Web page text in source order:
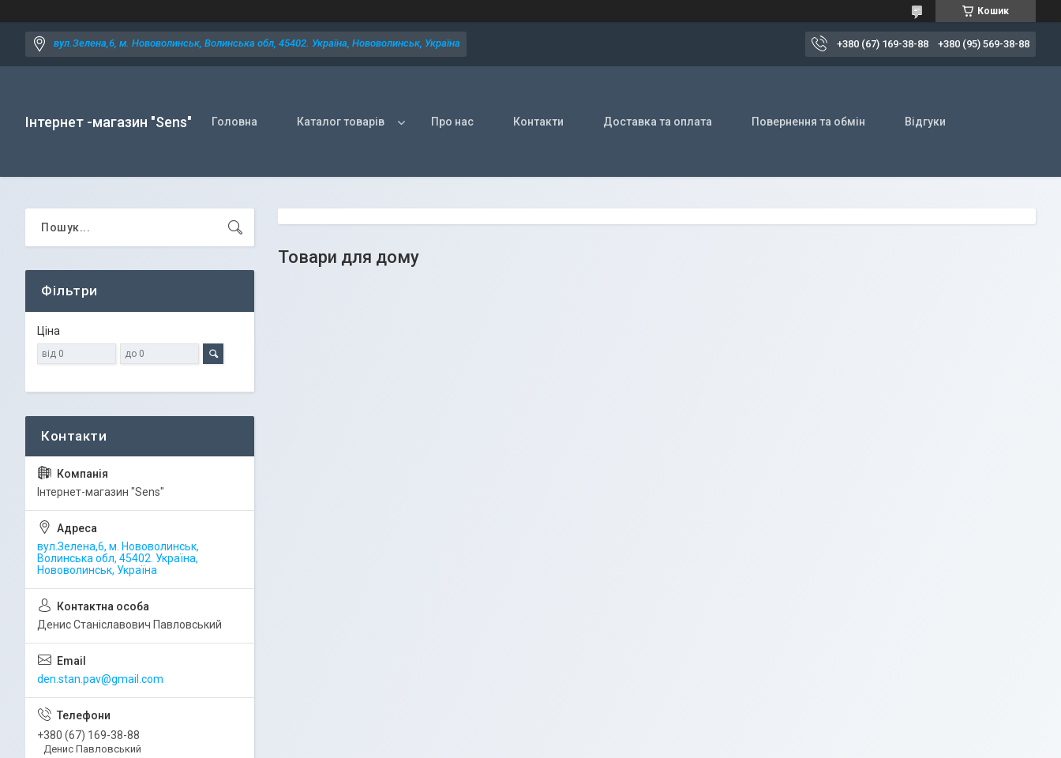
Кошик
вул.Зелена,6, м. Нововолинськ, Волинська обл, 45402. Україна, Нововолинськ, Україна +380 (67) 169-38-88 +380 (95) 569-38-88
Інтернет -магазин "Sens" Головна Каталог товарів Про нас Контакти Доставка та оплата Повернення та обмін Відгуки
Товари для дому
Фільтри
Ціна
Iнтернет-магазин "Sens"
вул.Зелена,6, м. Нововолинськ,
Волинська обл, 45402. Україна,
Нововолинськ, Україна
Денис Станіславович Павловський
den.stan.pav@gmail.com
+380 (67) 169-38-88
Денис Павловський